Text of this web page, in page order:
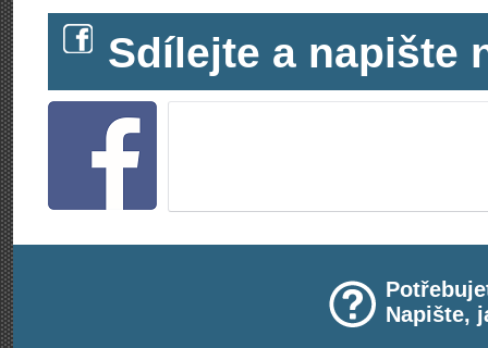
Sdílejte a napište
Napište,